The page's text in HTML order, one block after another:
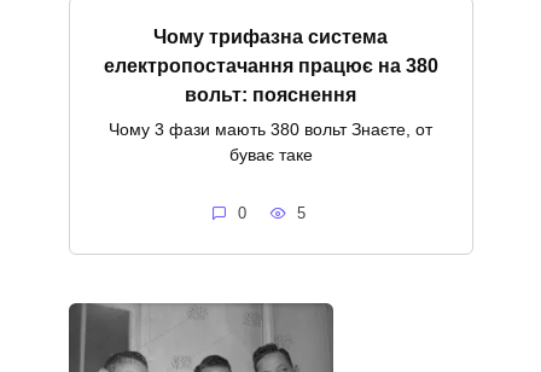
Чому трифазна система
електропостачання працює на 380
вольт: пояснення
Чому 3 фази мають 380 вольт Знаєте, от
буває таке
0 5